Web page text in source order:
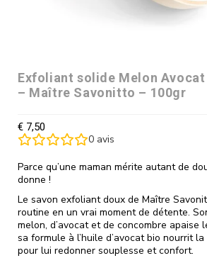
Exfoliant solide Melon
– Maître Savonitto – 100gr
€ 7,50
0 avis
Parce qu’une maman mérite autant de
donne !
Le savon exfoliant doux de Maître
routine en un vrai moment de détente.
melon, d’avocat et de concombre apaise
sa formule à l’huile d’avocat bio nourrit
pour lui redonner souplesse et confort.